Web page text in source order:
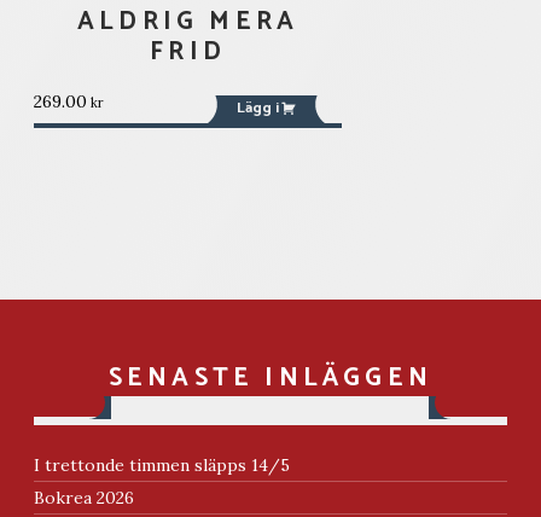
ALDRIG MERA
FRID
269.00 kr Lägg i
SENASTE INLÄGGEN
I trettonde timmen släpps 14/5
Bokrea 2026